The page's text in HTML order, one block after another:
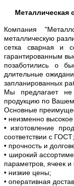
Металлическая
Компания
металлическую
сетка сварная и
гарантированным
позаботились о
длительные
запланированных
Мы предлагает не
продукцию по
Основные
• неизменно
• изготовление
соответствии с ГОСТ;
• прочность и
• широкий
параметров, ячеек и
• низкие цены;
• оперативная